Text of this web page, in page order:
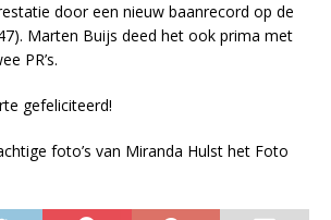
door een nieuw baanrecord op de
Marten Buijs deed het ook prima met
PR’s.
gefeliciteerd!
foto’s van Miranda Hulst het Foto